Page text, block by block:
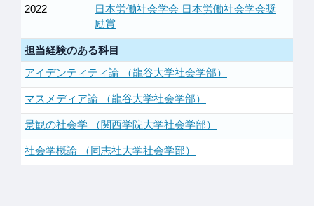
2022
日本労働社会学会 日本労働社会学会奨
励賞
担当経験のある科目
アイデンティティ論 （龍谷大学社会学部）
マスメディア論 （龍谷大学社会学部）
景観の社会学 （関西学院大学社会学部）
社会学概論 （同志社大学社会学部）